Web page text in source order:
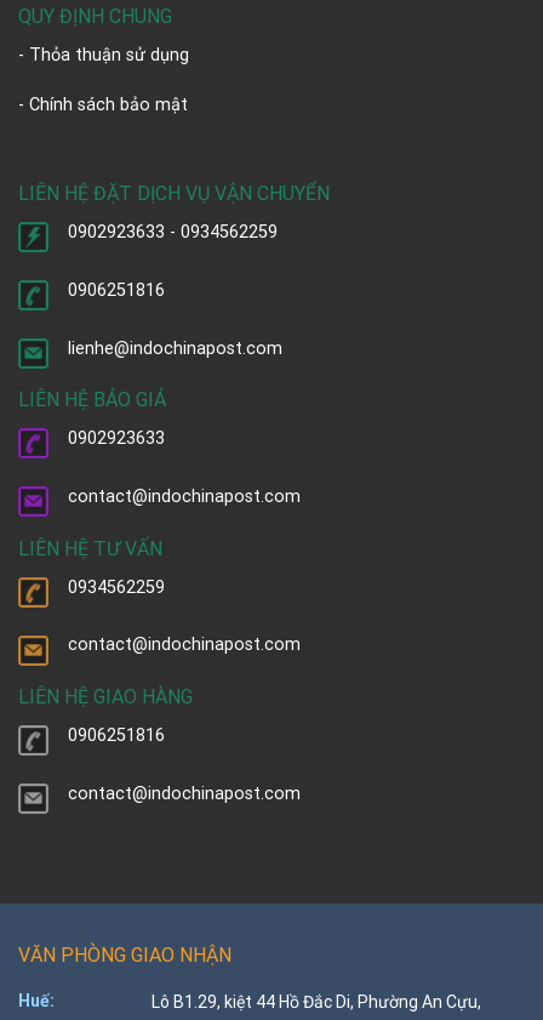
QUY ĐỊNH CHUNG
- Thỏa thuận sử dụng
- Chính sách bảo mật
LIÊN HỆ ĐẶT DỊCH VỤ VẬN CHUYỂN
0902923633 - 0934562259
0906251816
lienhe@indochinapost.com
LIÊN HỆ BÁO GIÁ
0902923633
contact@indochinapost.com
LIÊN HỆ TƯ VẤN
0934562259
contact@indochinapost.com
LIÊN HỆ GIAO HÀNG
0906251816
contact@indochinapost.com
VĂN PHÒNG GIAO NHẬN
Huế:
Lô B1.29, kiệt 44 Hồ Đắc Di, Phường An Cựu,